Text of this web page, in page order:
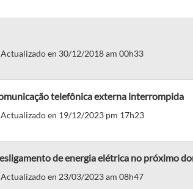
en 30/12/2018 am 00h33
telefônica externa interrompida
en 19/12/2023 pm 17h23
de energia elétrica no próximo
en 23/03/2023 am 08h47